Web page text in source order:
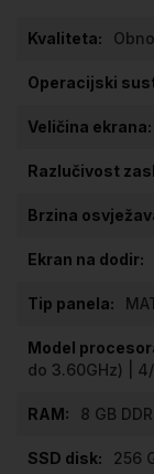
do 3.60GHz) |
8 GB
256